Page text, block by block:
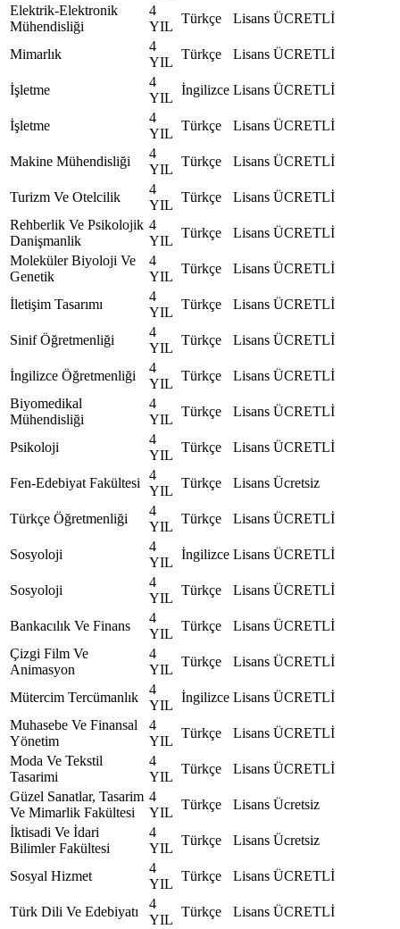
Elektrik-Elektronik
Mühendisliği
4
YIL
Türkçe Lisans ÜCRETLİ
Mimarlık
4
YIL
Türkçe Lisans ÜCRETLİ
İşletme
4
YIL
İngilizce Lisans ÜCRETLİ
İşletme
4
YIL
Türkçe Lisans ÜCRETLİ
Makine Mühendisliği
4
YIL
Türkçe Lisans ÜCRETLİ
Turizm Ve Otelcilik
4
YIL
Türkçe Lisans ÜCRETLİ
Rehberlik Ve Psikolojik
Danişmanlik
4
YIL
Türkçe Lisans ÜCRETLİ
Moleküler Biyoloji Ve
Genetik
4
YIL
Türkçe Lisans ÜCRETLİ
İletişim Tasarımı
4
YIL
Türkçe Lisans ÜCRETLİ
Sinif Öğretmenliği
4
YIL
Türkçe Lisans ÜCRETLİ
İngilizce Öğretmenliği
4
YIL
Türkçe Lisans ÜCRETLİ
Biyomedikal
Mühendisliği
4
YIL
Türkçe Lisans ÜCRETLİ
Psikoloji
4
YIL
Türkçe Lisans ÜCRETLİ
Fen-Edebiyat Fakültesi
4
YIL
Türkçe Lisans Ücretsiz
Türkçe Öğretmenliği
4
YIL
Türkçe Lisans ÜCRETLİ
Sosyoloji
4
YIL
İngilizce Lisans ÜCRETLİ
Sosyoloji
4
YIL
Türkçe Lisans ÜCRETLİ
Bankacılık Ve Finans
4
YIL
Türkçe Lisans ÜCRETLİ
Çizgi Film Ve
Animasyon
4
YIL
Türkçe Lisans ÜCRETLİ
Mütercim Tercümanlık
4
YIL
İngilizce Lisans ÜCRETLİ
Muhasebe Ve Finansal
Yönetim
4
YIL
Türkçe Lisans ÜCRETLİ
Moda Ve Tekstil
Tasarimi
4
YIL
Türkçe Lisans ÜCRETLİ
Güzel Sanatlar, Tasarim
Ve Mimarlik Fakültesi
4
YIL
Türkçe Lisans Ücretsiz
İktisadi Ve İdari
Bilimler Fakültesi
4
YIL
Türkçe Lisans Ücretsiz
Sosyal Hizmet
4
YIL
Türkçe Lisans ÜCRETLİ
Türk Dili Ve Edebiyatı
4
YIL
Türkçe Lisans ÜCRETLİ